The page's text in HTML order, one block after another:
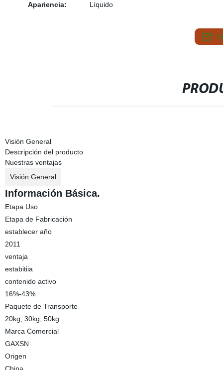
Apariencia:
Líquido
Visión General
Descripción del producto
Nuestras ventajas
Visión General
Información Básica.
Etapa Uso
Etapa de Fabricación
establecer año
2011
ventaja
estabitiia
contenido activo
16%-43%
Paquete de Transporte
20kg, 30kg, 50kg
Marca Comercial
GAXSN
Origen